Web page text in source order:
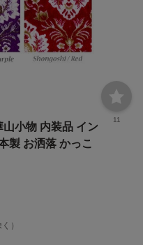
11
小物 内装品 イン
製 お洒落 かっこ
）